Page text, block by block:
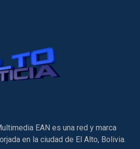
EAN es una red y marca
en la ciudad de El Alto, Bolivia.